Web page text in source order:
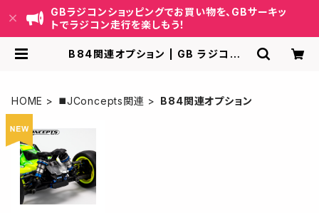
GBラジコンショッピングでお買い物を、GBサーキッ
トでラジコン走行を楽しもう！
B84関連オプション | GB ラジコンシ
HOME
◼️JConcepts関連 B84関連オプション